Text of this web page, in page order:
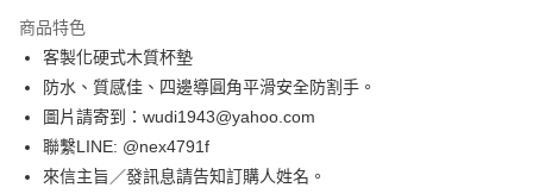
Apple Pay
街口支付
悠遊付
全盈+PAY
商品特色
客製化硬式木質杯墊
防水、質感佳、四邊導圓角平滑安全防割手。
圖片請寄到：wudi1943@yahoo.com
聯繫LINE: @nex4791f
來信主旨／發訊息請告知訂購人姓名。